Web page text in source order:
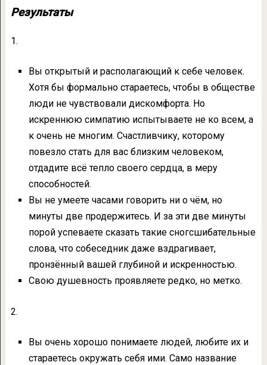
Результаты
1.
Вы открытый и располагающий к себе человек.
Хотя бы формально стараетесь, чтобы в обществе
люди не чувствовали дискомфорта. Но
искреннюю симпатию испытываете не ко всем, а
к очень не многим. Счастливчику, которому
повезло стать для вас близким человеком,
отдадите всё тепло своего сердца, в меру
способностей.
Вы не умеете часами говорить ни о чём, но
минуты две продержитесь. И за эти две минуты
порой успеваете сказать такие сногсшибательные
слова, что собеседник даже вздрагивает,
пронзённый вашей глубиной и искренностью.
Свою душевность проявляете редко, но метко.
2.
Вы очень хорошо понимаете людей, любите их и
стараетесь окружать себя ими. Само название